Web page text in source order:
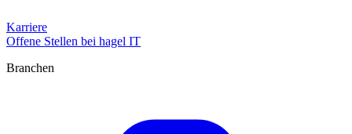
Karriere
Offene Stellen bei hagel IT
Branchen